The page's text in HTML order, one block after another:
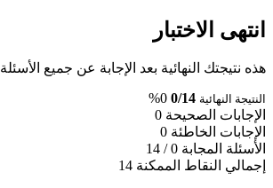
انتهى الاختبار
هذه نتيجتك النهائية بعد الإجابة عن جميع الأسئلة.
النتيجة النهائية 0/14
0%
الإجابات الصحيحة 0
الإجابات الخاطئة 0
الأسئلة المجابة 0 / 14
إجمالي النقاط الممكنة 14